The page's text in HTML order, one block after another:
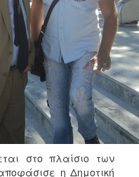
στο πλαίσιο των
η Δημοτική